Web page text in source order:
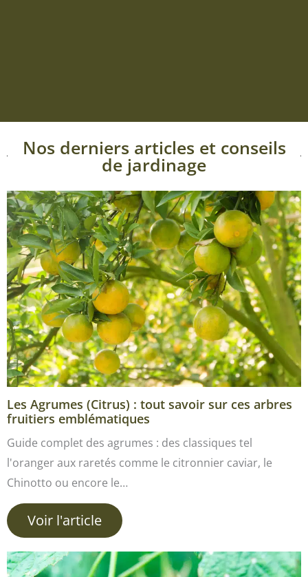
Nos derniers articles et conseils
de jardinage
Les Agrumes (Citrus) : tout savoir sur ces arbres
fruitiers emblématiques
Guide complet des agrumes : des classiques tel
l'oranger aux raretés comme le citronnier caviar, le
Chinotto ou encore le…
Voir l'article